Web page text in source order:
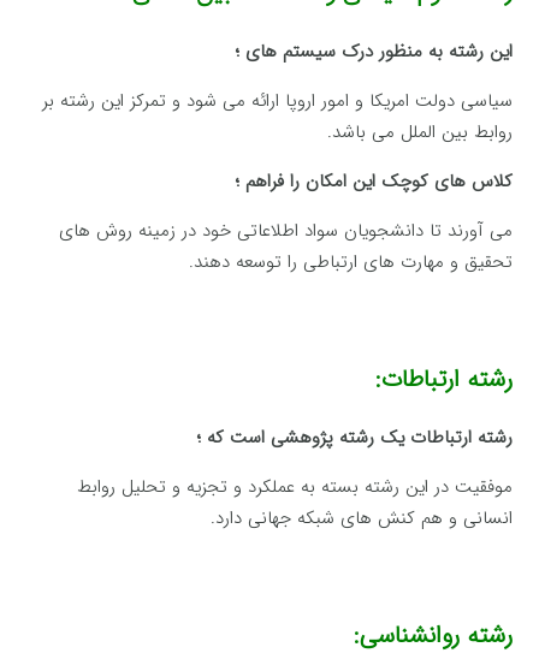
این رشته به منظور درک سیستم های ؛
سیاسی دولت امریکا و امور اروپا ارائه می شود و تمرکز این رشته بر
روابط بین الملل می باشد.
کلاس های کوچک این امکان را فراهم ؛
می آورند تا دانشجویان سواد اطلاعاتی خود در زمینه روش های
تحقیق و مهارت های ارتباطی را توسعه دهند.
رشته ارتباطات:
رشته ارتباطات یک رشته پژوهشی است که ؛
موفقیت در این رشته بسته به عملکرد و تجزیه و تحلیل روابط
انسانی و هم کنش های شبکه جهانی دارد.
رشته روانشناسی: